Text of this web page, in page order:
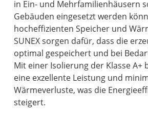
in Ein- und Mehrfamilienhäusern
Gebäuden eingesetzt werden
hocheffizienten Speicher und
SUNEX sorgen dafür, dass die
optimal gespeichert und bei
Mit einer Isolierung der Klasse A+
eine exzellente Leistung und
Wärmeverluste, was die
steigert.